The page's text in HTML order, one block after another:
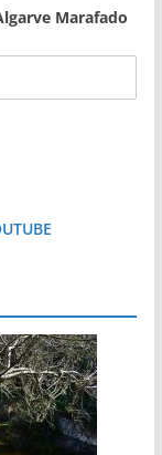
Marafado